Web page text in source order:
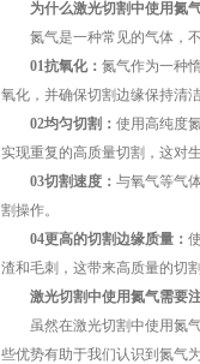
为什么激光切割中使用氮
氮气是一种常见的气体，不
01抗氧化： 氮气作为一种
氧化，并确保切割边缘保持清
02均匀切割： 使用高纯度
实现重复的高质量切割，这对
03切割速度： 与氧气等气
割操作。
04更高的切割边缘质量：
渣和毛刺，这带来高质量的切
激光切割中使用氮气需要
虽然在激光切割中使用氮气
些优势有助于我们认识到氮气